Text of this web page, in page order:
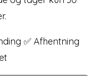
✅ Afhentning